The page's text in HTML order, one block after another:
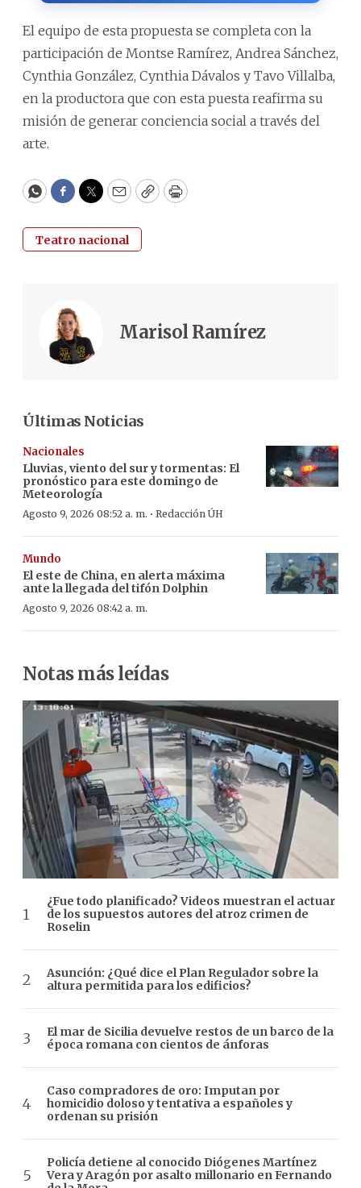
El equipo de esta propuesta se completa con la
participación de Montse Ramírez, Andrea Sánchez,
Cynthia González, Cynthia Dávalos y Tavo Villalba,
en la productora que con esta puesta reafirma su
misión de generar conciencia social a través del
arte.
WhatsApp
Facebook
Twitter
EmailCopyPrint
Teatro nacional
Marisol Ramírez
Últimas Noticias
Nacionales
Lluvias, viento del sur y tormentas: El
pronóstico para este domingo de
Meteorología
Agosto 9, 2026 08:52 a. m. · Redacción ÚH
Mundo
El este de China, en alerta máxima
ante la llegada del tifón Dolphin
Agosto 9, 2026 08:42 a. m.
Notas más leídas
¿Fue todo planificado? Videos muestran el actuar
de los supuestos autores del atroz crimen de
Roselin
Asunción: ¿Qué dice el Plan Regulador sobre la
altura permitida para los edificios?
El mar de Sicilia devuelve restos de un barco de la
época romana con cientos de ánforas
Caso compradores de oro: Imputan por
homicidio doloso y tentativa a españoles y
ordenan su prisión
Policía detiene al conocido Diógenes Martínez
Vera y Aragón por asalto millonario en Fernando